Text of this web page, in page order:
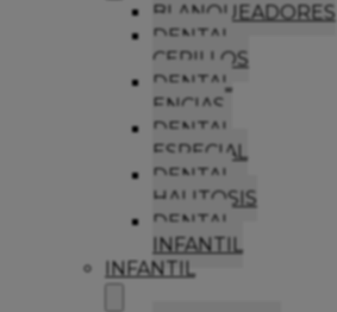
BLANQUEADORES
DENTAL
CEPILLOS
DENTAL
ENCIAS
DENTAL
ESPECIAL
DENTAL
HALITOSIS
DENTAL
INFANTIL
INFANTIL